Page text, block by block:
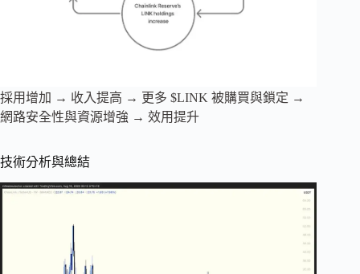
採用增加 → 收入提高 → 更多 $LINK 被購買與鎖定 →
網路安全性與資源增強 → 效用提升
技術分析與總結